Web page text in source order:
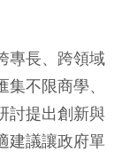
專長、跨領域
不限商學、
討提出創新與
建議讓政府單